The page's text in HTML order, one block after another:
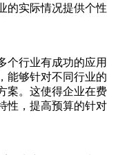
的实际情况提供个性
个行业有成功的应用
能够针对不同行业的
案。这使得企业在费
性，提高预算的针对